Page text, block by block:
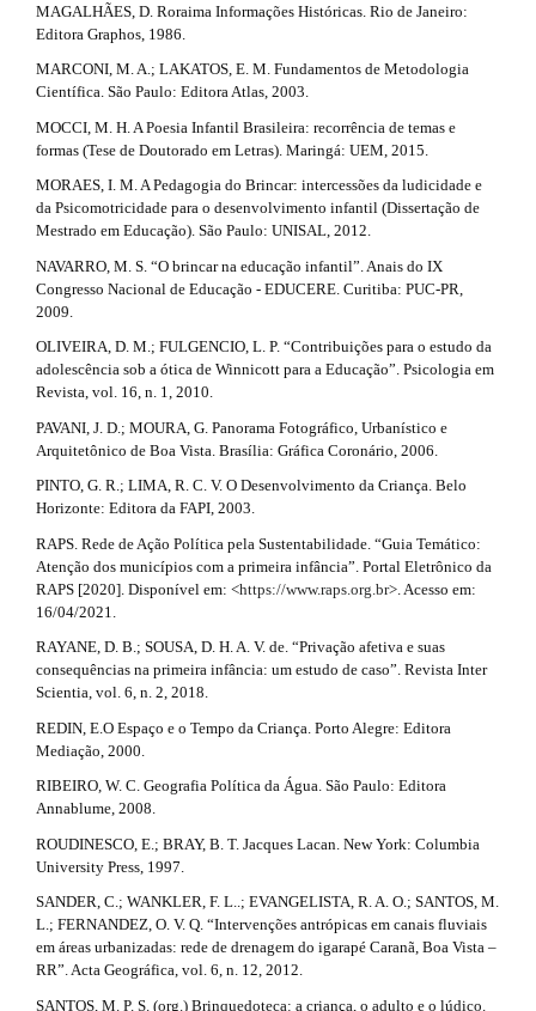
MAGALHÃES, D. Roraima Informações Históricas. Rio de Janeiro:
Editora Graphos, 1986.
MARCONI, M. A.; LAKATOS, E. M. Fundamentos de Metodologia
Científica. São Paulo: Editora Atlas, 2003.
MOCCI, M. H. A Poesia Infantil Brasileira: recorrência de temas e
formas (Tese de Doutorado em Letras). Maringá: UEM, 2015.
MORAES, I. M. A Pedagogia do Brincar: intercessões da ludicidade e
da Psicomotricidade para o desenvolvimento infantil (Dissertação de
Mestrado em Educação). São Paulo: UNISAL, 2012.
NAVARRO, M. S. “O brincar na educação infantil”. Anais do IX
Congresso Nacional de Educação - EDUCERE. Curitiba: PUC-PR,
2009.
OLIVEIRA, D. M.; FULGENCIO, L. P. “Contribuições para o estudo da
adolescência sob a ótica de Winnicott para a Educação”. Psicologia em
Revista, vol. 16, n. 1, 2010.
PAVANI, J. D.; MOURA, G. Panorama Fotográfico, Urbanístico e
Arquitetônico de Boa Vista. Brasília: Gráfica Coronário, 2006.
PINTO, G. R.; LIMA, R. C. V. O Desenvolvimento da Criança. Belo
Horizonte: Editora da FAPI, 2003.
RAPS. Rede de Ação Política pela Sustentabilidade. “Guia Temático:
Atenção dos municípios com a primeira infância”. Portal Eletrônico da
RAPS [2020]. Disponível em: <https://www.raps.org.br>. Acesso em:
16/04/2021.
RAYANE, D. B.; SOUSA, D. H. A. V. de. “Privação afetiva e suas
consequências na primeira infância: um estudo de caso”. Revista Inter
Scientia, vol. 6, n. 2, 2018.
REDIN, E.O Espaço e o Tempo da Criança. Porto Alegre: Editora
Mediação, 2000.
RIBEIRO, W. C. Geografia Política da Água. São Paulo: Editora
Annablume, 2008.
ROUDINESCO, E.; BRAY, B. T. Jacques Lacan. New York: Columbia
University Press, 1997.
SANDER, C.; WANKLER, F. L..; EVANGELISTA, R. A. O.; SANTOS, M.
L.; FERNANDEZ, O. V. Q. “Intervenções antrópicas em canais fluviais
em áreas urbanizadas: rede de drenagem do igarapé Caranã, Boa Vista –
RR”. Acta Geográfica, vol. 6, n. 12, 2012.
SANTOS, M. P. S. (org.) Brinquedoteca: a criança, o adulto e o lúdico.